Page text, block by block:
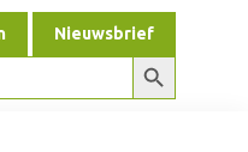
Nieuwsbrief
Zoekknop